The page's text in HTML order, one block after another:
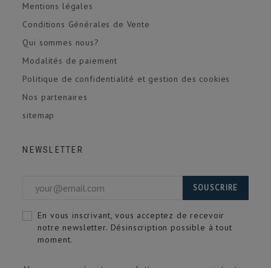
Mentions légales
Conditions Générales de Vente
Qui sommes nous?
Modalités de paiement
Politique de confidentialité et gestion des cookies
Nos partenaires
sitemap
NEWSLETTER
SOUSCRIRE
En vous inscrivant, vous acceptez de recevoir
notre newsletter. Désinscription possible à tout
moment.